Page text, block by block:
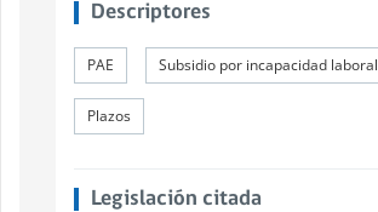
Descriptores
PAE Subsidio por incapacidad laboral
Plazos
Legislación citada